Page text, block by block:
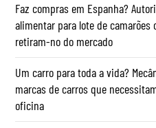
Faz compras em Espanha?
alimentar para lote de camarões
retiram-no do mercado
Um carro para toda a vida?
marcas de carros que
oficina